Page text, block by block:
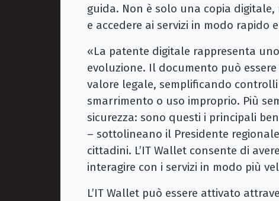
guida. Non è solo una copia
e accedere ai servizi in modo rapido
«La patente digitale rappresenta
evoluzione. Il documento può
valore legale, semplificando
smarrimento o uso improprio. Più
sicurezza: sono questi i principali
– sottolineano il Presidente
cittadini. L’IT Wallet consente di
interagire con i servizi in modo più
L’IT Wallet può essere attivato